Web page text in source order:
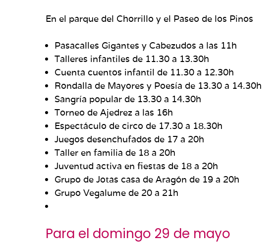
En el parque del Chorrillo y el Paseo de los Pinos
Pasacalles Gigantes y Cabezudos a las 11h
Talleres infantiles de 11.30 a 13.30h
Cuenta cuentos infantil de 11.30 a 12.30h
Rondalla de Mayores y Poesía de 13.30 a 14.30h
Sangría popular de 13.30 a 14.30h
Torneo de Ajedrez a las 16h
Espectáculo de circo de 17.30 a 18.30h
Juegos desenchufados de 17 a 20h
Taller en familia de 18 a 20h
Juventud activa en fiestas de 18 a 20h
Grupo de Jotas casa de Aragón de 19 a 20h
Grupo Vegalume de 20 a 21h
Para el domingo 29 de mayo